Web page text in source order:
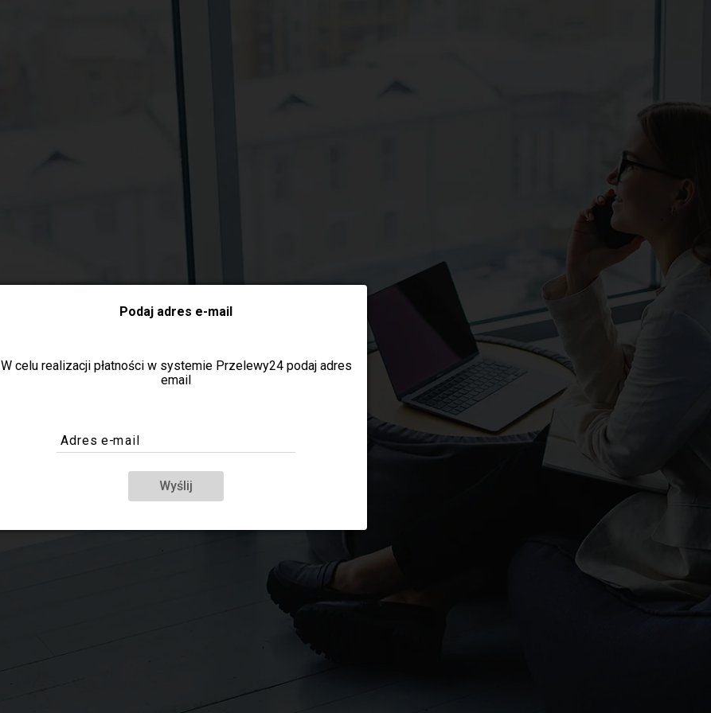
Podaj adres e-mail
W celu realizacji płatności w systemie Przelewy24 podaj adres
email
Adres e-mail
Wyślij